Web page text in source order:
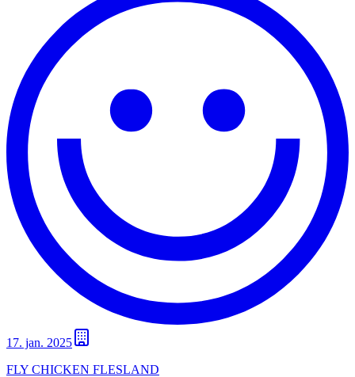
17. jan. 2025
FLY CHICKEN FLESLAND